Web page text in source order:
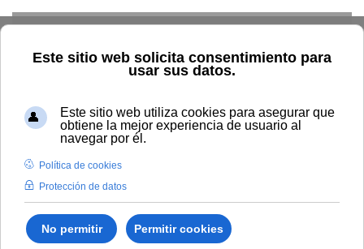
Inicio BOUNIA
Resolución Rectoral 259/2023, de 28 de
noviembre, de la Universidad Internacional de Andalucía, por la
Universitario en colaboración con la Fundación Mujeres por
África.
Publicado en: